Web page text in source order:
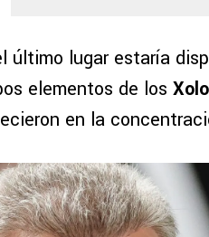
último lugar estaría
elementos de los
en la